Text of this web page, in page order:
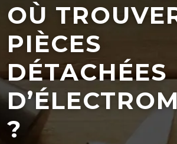
OÙ
PIÈCES
DÉTACHÉES
?